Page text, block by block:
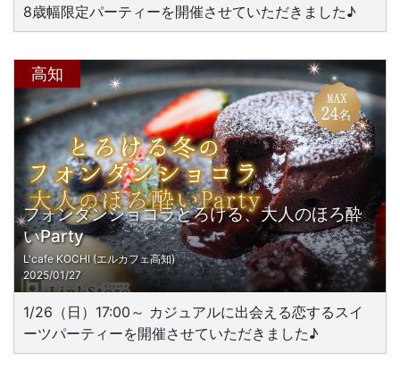
8歳幅限定パーティーを開催させていただきました♪
フォンダンショコラとろける、大人のほろ酔
いParty
高知
L'cafe KOCHI (エルカフェ高知)
2025/01/27
1/26（日）17:00～ カジュアルに出会える恋するスイ
ーツパーティーを開催させていただきました♪